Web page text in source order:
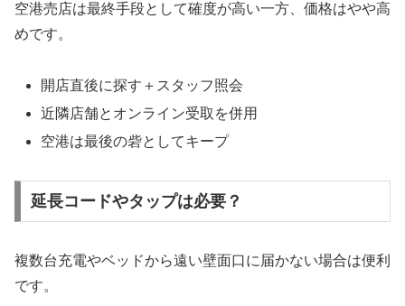
空港売店は最終手段として確度が高い一方、価格はやや高
めです。
開店直後に探す＋スタッフ照会
近隣店舗とオンライン受取を併用
空港は最後の砦としてキープ
延長コードやタップは必要？
複数台充電やベッドから遠い壁面口に届かない場合は便利
です。